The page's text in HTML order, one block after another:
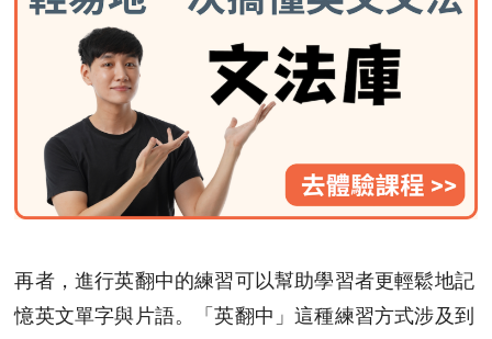
再者，進行英翻中的練習可以幫助學習者更輕鬆地記
憶英文單字與片語。「英翻中」這種練習方式涉及到